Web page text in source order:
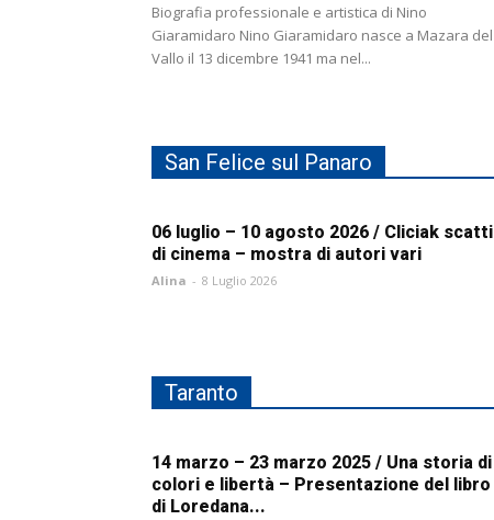
Biografia professionale e artistica di Nino
Giaramidaro Nino Giaramidaro nasce a Mazara del
Vallo il 13 dicembre 1941 ma nel...
San Felice sul Panaro
06 luglio – 10 agosto 2026 / Cliciak scatti
di cinema – mostra di autori vari
Alina - 8 Luglio 2026
Taranto
14 marzo – 23 marzo 2025 / Una storia di
colori e libertà – Presentazione del libro
di Loredana...